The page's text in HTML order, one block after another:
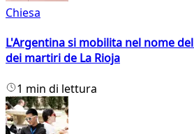
Chiesa
L'Argentina si mobilita nel nome
dei martiri de La Rioja
1 min di lettura